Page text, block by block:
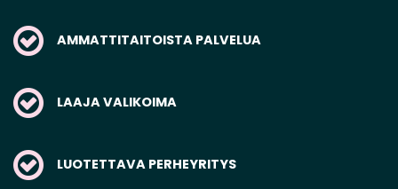
AMMATTITAITOISTA PALVELUA
LAAJA VALIKOIMA
LUOTETTAVA PERHEYRITYS